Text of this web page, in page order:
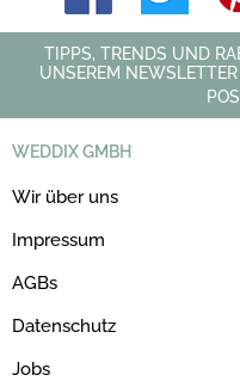
TIPPS, TRENDS UND
UNSEREM
WEDDIX GMBH
Wir über uns
Impressum
AGBs
Datenschutz
Jobs